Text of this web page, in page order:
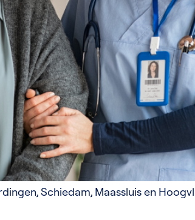
Schiedam, Maassluis en